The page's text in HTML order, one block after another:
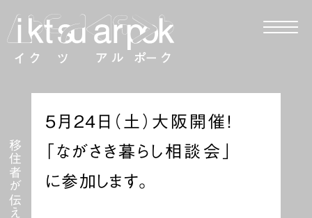
5月24日（土）大阪開催！
「ながさき暮らし相談会」
に参加します。